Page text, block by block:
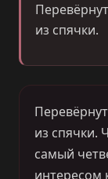
из спячки.
из спячки.
самый
интересом